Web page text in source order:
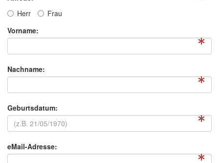
Herr
Frau
Vorname:
Nachname:
Geburtsdatum:
eMail-Adresse: